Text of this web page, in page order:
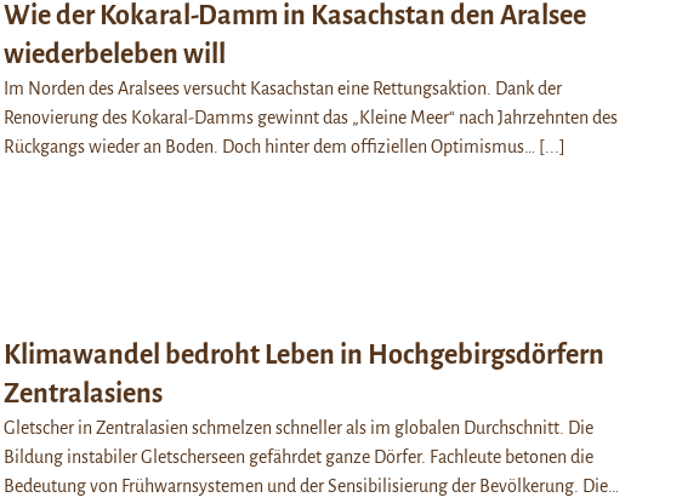
Wie der Kokaral-Damm in Kasachstan den Aralsee
wiederbeleben will
Im Norden des Aralsees versucht Kasachstan eine Rettungsaktion. Dank der
Renovierung des Kokaral-Damms gewinnt das „Kleine Meer“ nach Jahrzehnten des
Rückgangs wieder an Boden. Doch hinter dem offiziellen Optimismus…
[...]
Klimawandel bedroht Leben in Hochgebirgsdörfern
Zentralasiens
Gletscher in Zentralasien schmelzen schneller als im globalen Durchschnitt. Die
Bildung instabiler Gletscherseen gefährdet ganze Dörfer. Fachleute betonen die
Bedeutung von Frühwarnsystemen und der Sensibilisierung der Bevölkerung. Die…